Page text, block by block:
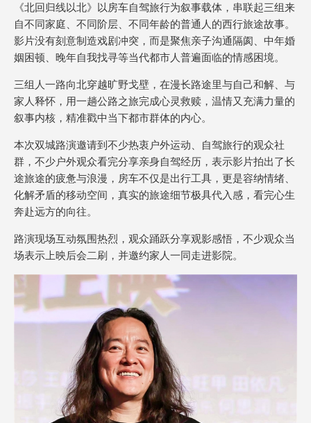
《北回归线以北》以房车自驾旅行为叙事载体，串联起三组来
自不同家庭、不同阶层、不同年龄的普通人的西行旅途故事。
影片没有刻意制造戏剧冲突，而是聚焦亲子沟通隔阂、中年婚
姻困顿、晚年自我找寻等当代都市人普遍面临的情感困境。
三组人一路向北穿越旷野戈壁，在漫长路途里与自己和解、与
家人释怀，用一趟公路之旅完成心灵救赎，温情又充满力量的
叙事内核，精准戳中当下都市群体的内心。
本次双城路演邀请到不少热衷户外运动、自驾旅行的观众社
群，不少户外观众看完分享亲身自驾经历，表示影片拍出了长
途旅途的疲惫与浪漫，房车不仅是出行工具，更是容纳情绪、
化解矛盾的移动空间，真实的旅途细节极具代入感，看完心生
奔赴远方的向往。
路演现场互动氛围热烈，观众踊跃分享观影感悟，不少观众当
场表示上映后会二刷，并邀约家人一同走进影院。